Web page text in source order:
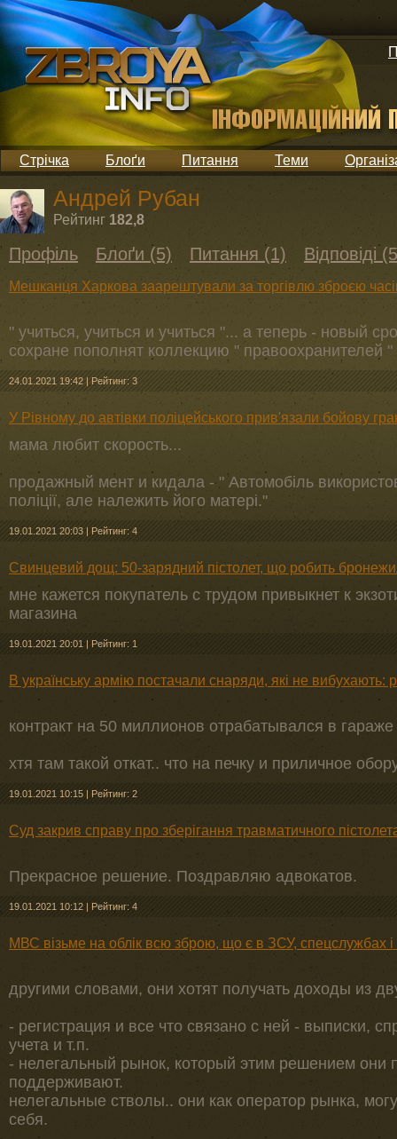
Стрічка Блоґи Питання Теми
Андрей Рубан
Рейтинг 182,8
Профіль Блоґи (5) Питання (1) Відповіді
Мешканця Харкова заарештували за торгівлю зброєю часів
" учиться, учиться и учиться "... а теперь - новый
сохране пополнят коллекцию " правоохранителей "
24.01.2021 19:42 | Рейтинг: 3
У Рівному до автівки поліцейського прив'язали бойову
мама любит скорость...
продажный мент и кидала - " Автомобіль
поліції, але належить його матері."
19.01.2021 20:03 | Рейтинг: 4
Свинцевий дощ: 50-зарядний пістолет, що робить
мне кажется покупатель с трудом привыкнет к
магазина
19.01.2021 20:01 | Рейтинг: 1
В українську армію постачали снаряди, які не
контракт на 50 миллионов отрабатывался в гараже
хтя там такой откат.. что на печку и приличное
19.01.2021 10:15 | Рейтинг: 2
Суд закрив справу про зберігання травматичного
Прекрасное решение. Поздравляю адвокатов.
19.01.2021 10:12 | Рейтинг: 4
МВС візьме на облік всю зброю, що є в ЗСУ, спецслужбах
другими словами, они хотят получать доходы из
- регистрация и все что связано с ней - выписки,
учета и т.п.
- нелегальный рынок, который этим решением они
поддерживают.
нелегальные стволы.. они как оператор рынка,
себя.